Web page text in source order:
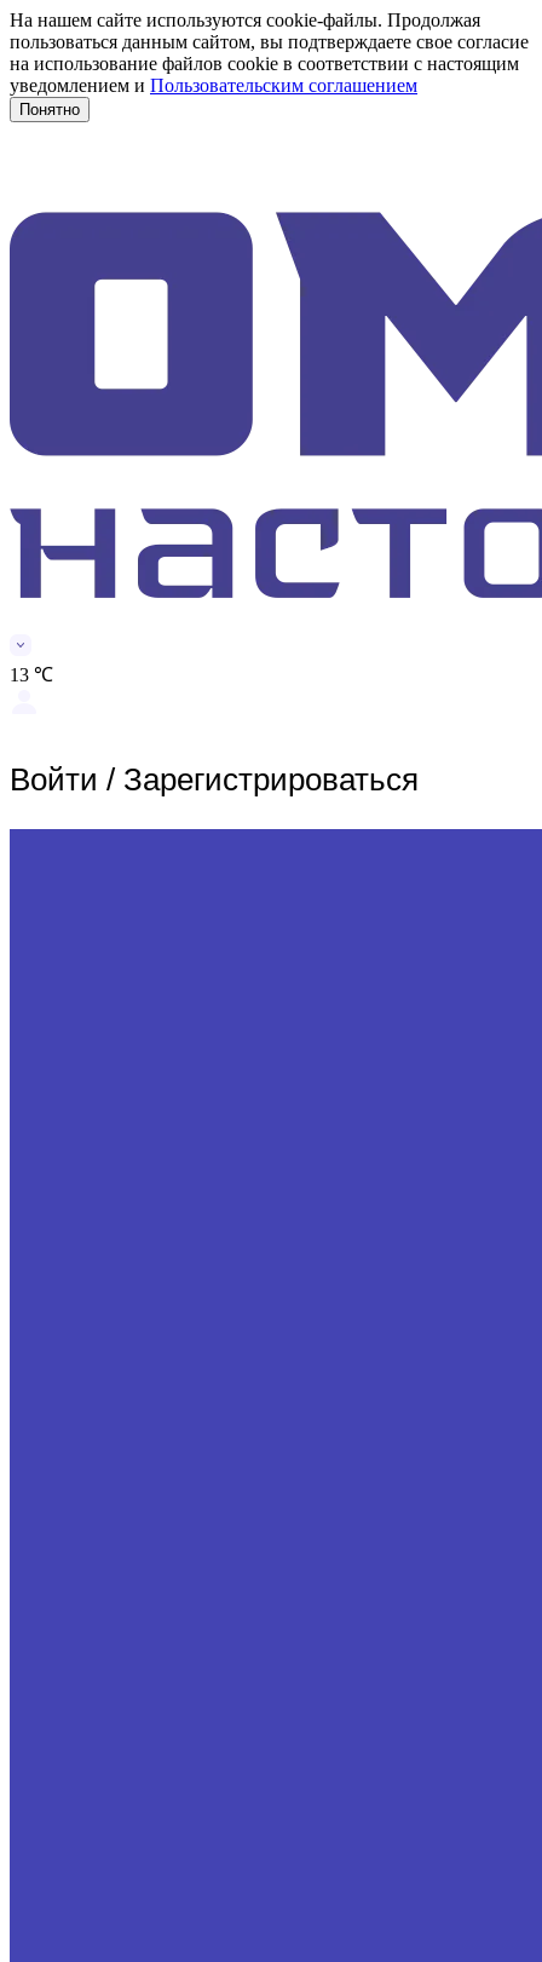
На нашем сайте используются cookie-файлы. Продолжая
пользоваться данным сайтом, вы подтверждаете свое согласие
на использование файлов cookie в соответствии с настоящим
уведомлением и Пользовательским соглашением
Понятно
13 ℃
Войти / Зарегистрироваться